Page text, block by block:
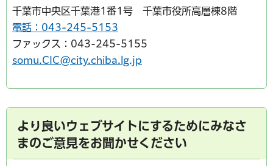
千葉市中央区千葉港1番1号 千葉市役所高層棟8階
電話：043-245-5153
ファックス：043-245-5155
somu.CIC@city.chiba.lg.jp
より良いウェブサイトにするためにみなさ
まのご意見をお聞かせください